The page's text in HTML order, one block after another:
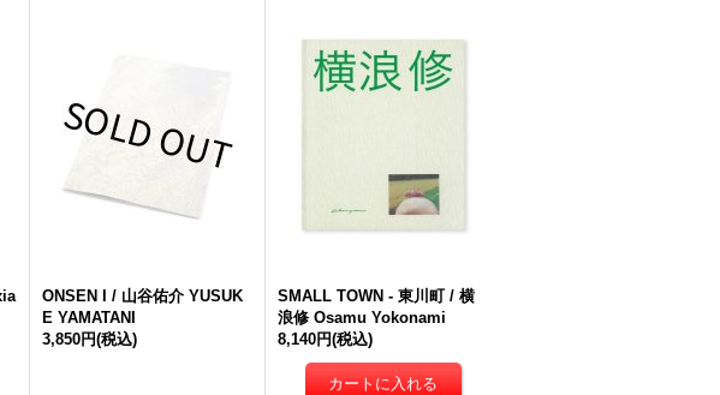
ONSEN I / 山谷佑介 YUSUK
E YAMATANI
3,850円(税込)
SMALL TOWN - 東川町 / 横
浪修 Osamu Yokonami
8,140円(税込)